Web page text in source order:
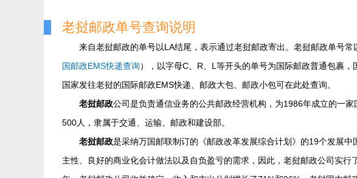
老挝邮政单号查询说明
来自老挝邮政的单号以LA结尾，表示通过老挝邮政寄出。老挝邮政单号
国邮政EMS快递查询），以字母C、R、L等开头的单号为国际邮政普通包裹，
国家发往老挝的国际邮政EMS快递、邮政大包、邮政小包可在此处查询。
老挝邮政公司是负责通信业务的公共邮政经营机构，为1986年成立的一
500人，隶属于交通、运输、邮政和建设部。
老挝邮政是采纳万国邮联制订的《邮政改革发展综合计划》的19个发展
主性、良好的商业化会计做法以及自负盈亏的需求，因此，老挝邮政公司实